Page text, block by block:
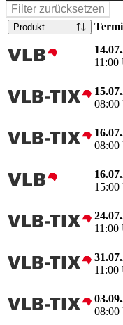
Filter zurücksetzen
Produkt
vlb
11:00
vlbtix
08:00
vlbtix
08:00
vlb
15:00
vlbtix
11:00
vlbtix
11:00
vlbtix
08:00